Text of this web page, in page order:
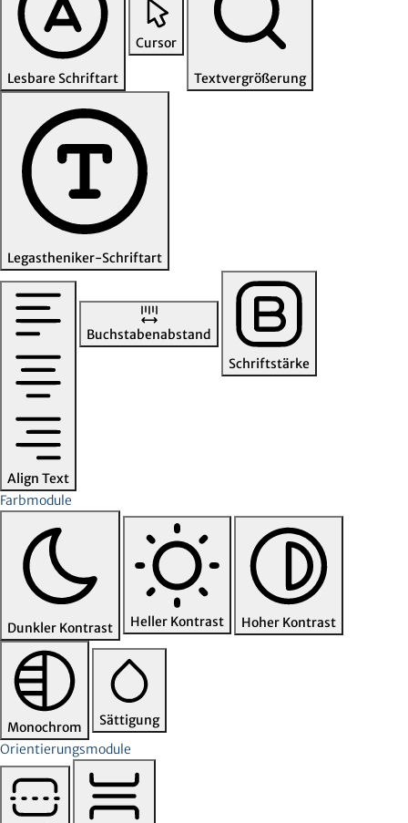
Lesbare Schriftart
Cursor
Textvergrößerung
Legastheniker-Schriftart
Align Text
Buchstabenabstand
Schriftstärke
Farbmodule
Dunkler Kontrast Heller Kontrast Hoher Kontrast
Monochrom
Sättigung
Orientierungsmodule